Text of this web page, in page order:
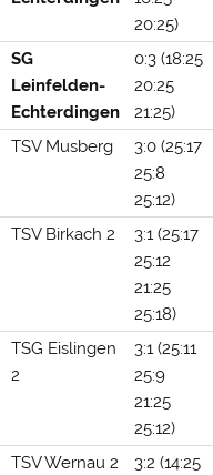
20:25)
SG
Leinfelden-
Echterdingen
0:3 (18:25
20:25
21:25)
TSV Musberg
3:0 (25:17
25:8
25:12)
TSV Birkach 2
3:1 (25:17
25:12
21:25
25:18)
TSG Eislingen
2
3:1 (25:11
25:9
21:25
25:12)
TSV Wernau 2
3:2 (14:25